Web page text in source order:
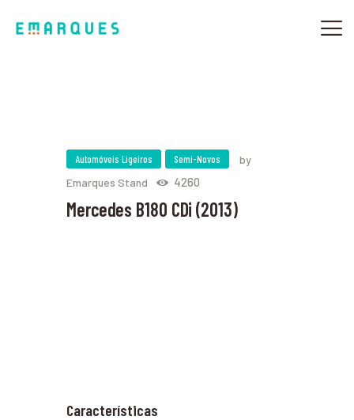
TURBOS
AUTOMÓVEIS
CONTACTOS
Automóveis Ligeiros Semi-Novos
by
Emarques Stand
4260
Mercedes B180 CDi (2013)
Características